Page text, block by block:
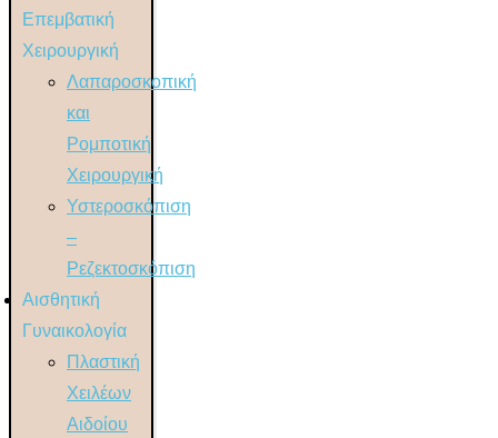
Επεμβατική
Χειρουργική
Λαπαροσκοπική
και
Ρομποτική
Χειρουργική
Υστεροσκόπιση
–
Ρεζεκτοσκόπιση
Αισθητική
Γυναικολογία
Πλαστική
Χειλέων
Αιδοίου